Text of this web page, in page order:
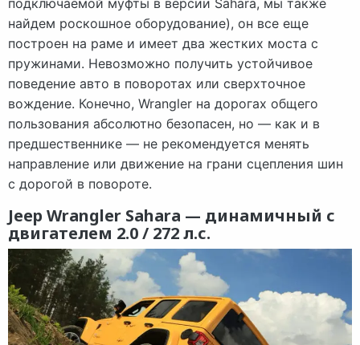
найдем роскошное оборудование), он все еще
построен на раме и имеет два жестких моста с
пружинами. Невозможно получить устойчивое
поведение авто в поворотах или сверхточное
вождение. Конечно, Wrangler на дорогах общего
пользования абсолютно безопасен, но — как и в
предшественнике — не рекомендуется менять
направление или движение на грани сцепления шин
с дорогой в повороте.
Jeep Wrangler Sahara — динамичный с
двигателем 2.0 / 272 л.с.